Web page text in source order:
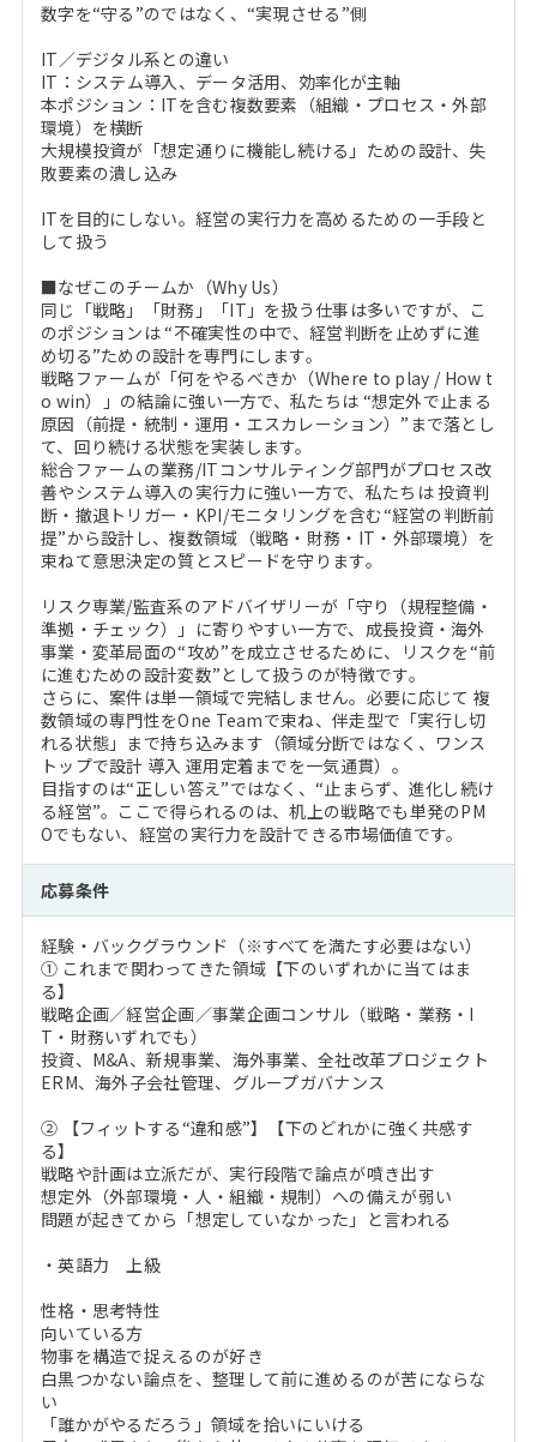
数字を“守る”のではなく、“実現させる”側
IT／デジタル系との違い
IT：システム導入、データ活用、効率化が主軸
本ポジション：ITを含む複数要素（組織・プロセス・外部
環境）を横断
大規模投資が「想定通りに機能し続ける」ための設計、失
敗要素の潰し込み
ITを目的にしない。経営の実行力を高めるための一手段と
して扱う
■なぜこのチームか（Why Us）
同じ「戦略」「財務」「IT」を扱う仕事は多いですが、こ
のポジションは “不確実性の中で、経営判断を止めずに進
め切る”ための設計を専門にします。
戦略ファームが「何をやるべきか（Where to play / How t
o win）」の結論に強い一方で、私たちは “想定外で止まる
原因（前提・統制・運用・エスカレーション）”まで落とし
て、回り続ける状態を実装します。
総合ファームの業務/ITコンサルティング部門がプロセス改
善やシステム導入の実行力に強い一方で、私たちは 投資判
断・撤退トリガー・KPI/モニタリングを含む“経営の判断前
提”から設計し、複数領域（戦略・財務・IT・外部環境）を
束ねて意思決定の質とスピードを守ります。
リスク専業/監査系のアドバイザリーが「守り（規程整備・
準拠・チェック）」に寄りやすい一方で、成長投資・海外
事業・変革局面の“攻め”を成立させるために、リスクを“前
に進むための設計変数”として扱うのが特徴です。
さらに、案件は単一領域で完結しません。必要に応じて 複
数領域の専門性をOne Teamで束ね、伴走型で「実行し切
れる状態」まで持ち込みます（領域分断ではなく、ワンス
トップで設計 導入 運用定着までを一気通貫）。
目指すのは“正しい答え”ではなく、“止まらず、進化し続け
る経営”。ここで得られるのは、机上の戦略でも単発のPM
Oでもない、経営の実行力を設計できる市場価値です。
応募条件
経験・バックグラウンド（※すべてを満たす必要はない）
① これまで関わってきた領域【下のいずれかに当てはま
る】
戦略企画／経営企画／事業企画コンサル（戦略・業務・I
T・財務いずれでも）
投資、M&A、新規事業、海外事業、全社改革プロジェクト
ERM、海外子会社管理、グループガバナンス
② 【フィットする“違和感”】【下のどれかに強く共感す
る】
戦略や計画は立派だが、実行段階で論点が噴き出す
想定外（外部環境・人・組織・規制）への備えが弱い
問題が起きてから「想定していなかった」と言われる
・英語力 上級
性格・思考特性
向いている方
物事を構造で捉えるのが好き
白黒つかない論点を、整理して前に進めるのが苦にならな
い
「誰かがやるだろう」領域を拾いにいける